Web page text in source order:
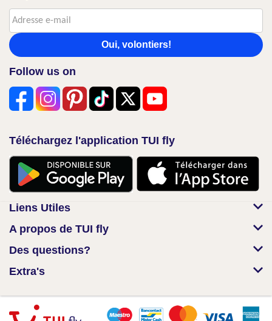
Oui, volontiers!
Follow us on
Téléchargez l'application TUI fly
Liens Utiles
A propos de TUI fly
Des questions?
Extra's